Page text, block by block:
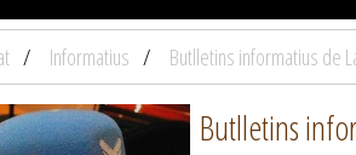
Informatius Butlletins informatius de
Butlletins